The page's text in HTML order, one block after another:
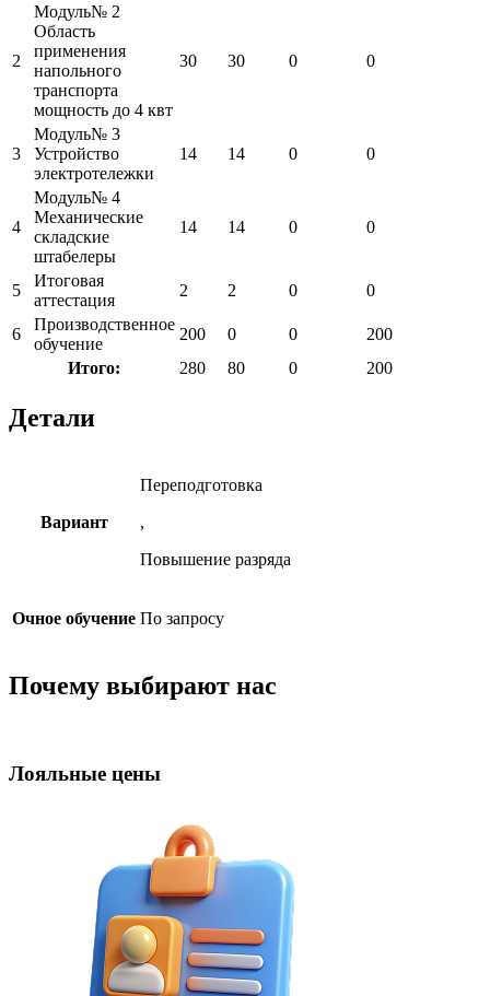
2
Модуль№ 2
Область
применения
напольного
транспорта
мощность до 4 квт
30 30 0 0
3
Модуль№ 3
Устройство
электротележки
14 14 0 0
4
Модуль№ 4
Механические
складские
штабелеры
14 14 0 0
5
Итоговая
аттестация
2 2 0 0
6
Производственное
обучение
200 0 0
200
Итого:
280 80 0 200
Детали
Вариант
Переподготовка
,
Повышение разряда
Очное обучение По запросу
Почему выбирают нас
Лояльные цены